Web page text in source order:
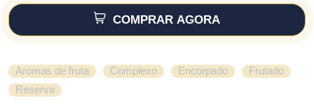
COMPRAR AGORA
Aromas de fruta Complexo Encorpado Frutado
Reserva